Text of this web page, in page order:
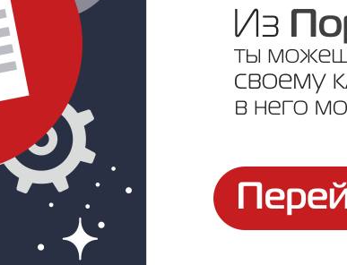
РУБЕЖ-МК1 П-13-22
ППКОПУ РУБЕЖ-МК1 М-49-115